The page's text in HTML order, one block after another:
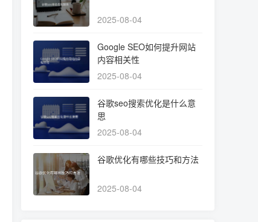
2025-08-04
Google SEO如何提升网站
内容相关性
2025-08-04
谷歌seo搜索优化是什么意
思
2025-08-04
谷歌优化有哪些技巧和方法
2025-08-04